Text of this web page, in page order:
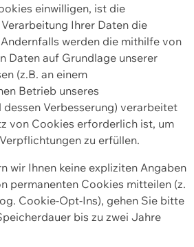
einwilligen, ist die
Ihrer Daten die
werden die mithilfe von
Daten auf Grundlage unserer
(z.B. an einem
Betrieb unseres
Verbesserung) verarbeitet
von Cookies erforderlich ist, um
zu erfüllen.
wir Ihnen keine expliziten Angaben
permanenten Cookies mitteilen (z.
Cookie-Opt-Ins), gehen Sie bitte
bis zu zwei Jahre